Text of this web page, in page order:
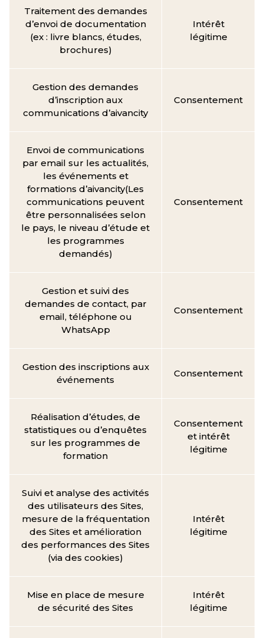
Traitement des demandes
d’envoi de documentation
(ex : livre blancs, études,
brochures)
Intérêt
légitime
Gestion des demandes
d’inscription aux
communications d’aivancity
Consentement
Envoi de communications
par email sur les actualités,
les événements et
formations d’aivancity(Les
communications peuvent
être personnalisées selon
le pays, le niveau d’étude et
les programmes
demandés)
Consentement
Gestion et suivi des
demandes de contact, par
email, téléphone ou
WhatsApp
Consentement
Gestion des inscriptions aux
événements
Consentement
Réalisation d’études, de
statistiques ou d’enquêtes
sur les programmes de
formation
Consentement
et intérêt
légitime
Suivi et analyse des activités
des utilisateurs des Sites,
mesure de la fréquentation
des Sites et amélioration
des performances des Sites
(via des cookies)
Intérêt
légitime
Mise en place de mesure
de sécurité des Sites
Intérêt
légitime